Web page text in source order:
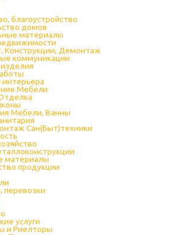
благоустройство
домов
материалы
Конструкции, Демонтаж
коммуникации
Мебели
Мебели, Ванны
Сан(Быт)техники
материалы
продукции
перевозки
услуги
и Риелторы